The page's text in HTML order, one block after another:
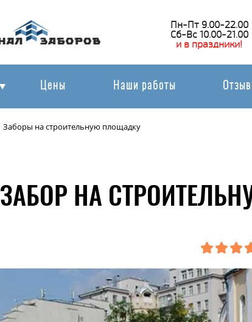
Пн-Пт 9.00-22.00
Сб-Вс 10.00-21.00
и в праздники!
Цены Наши работы
Заборы на строительную площадку
ЗАБОР НА